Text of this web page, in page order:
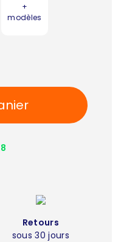
+
modèles
Retours
sous 30 jours